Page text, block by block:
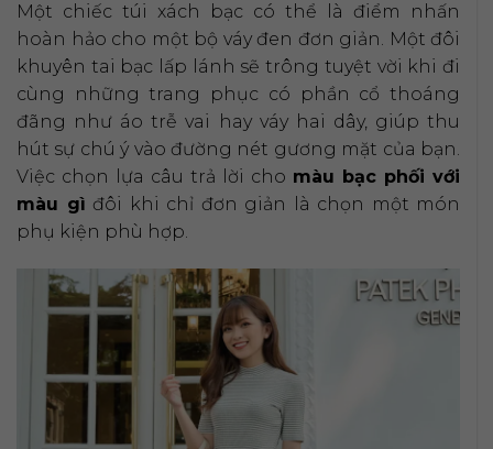
Một chiếc túi xách bạc có thể là điểm nhấn
hoàn hảo cho một bộ váy đen đơn giản. Một đôi
khuyên tai bạc lấp lánh sẽ trông tuyệt vời khi đi
cùng những trang phục có phần cổ thoáng
đãng như áo trễ vai hay váy hai dây, giúp thu
hút sự chú ý vào đường nét gương mặt của bạn.
Việc chọn lựa câu trả lời cho màu bạc phối với
màu gì đôi khi chỉ đơn giản là chọn một món
phụ kiện phù hợp.